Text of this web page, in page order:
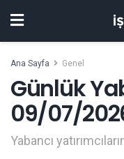
Ana Sayfa Genel
Günlük
09/07/
Yabancı